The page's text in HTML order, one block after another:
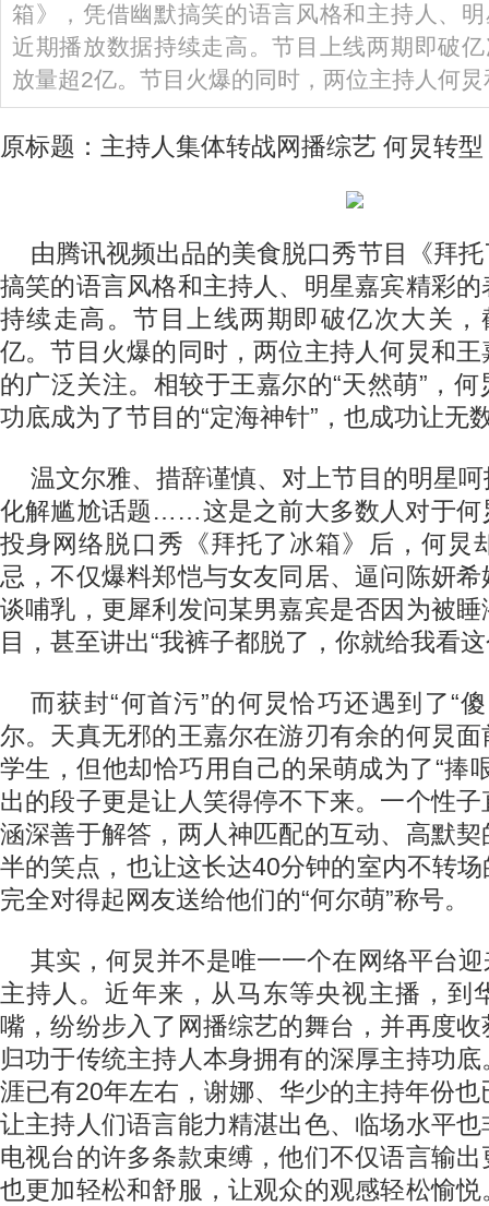
箱》，凭借幽默搞笑的语言风格和主持人、
近期播放数据持续走高。节目上线两期即破
放量超2亿。节目火爆的同时，两位主持人何炅
原标题：主持人集体转战网播综艺 何炅转型
由腾讯视频出品的美食脱口秀节目《拜
搞笑的语言风格和主持人、明星嘉宾精彩
持续走高。节目上线两期即破亿次大关
亿。节目火爆的同时，两位主持人何炅和
的广泛关注。相较于王嘉尔的“天然萌”，
功底成为了节目的“定海神针”，也成功让无
温文尔雅、措辞谨慎、对上节目的明星
化解尴尬话题……这是之前大多数人对于何
投身网络脱口秀《拜托了冰箱》后，何炅
忌，不仅爆料郑恺与女友同居、逼问陈妍
谈哺乳，更犀利发问某男嘉宾是否因为被
目，甚至讲出“我裤子都脱了，你就给我看
而获封“何首污”的何炅恰巧还遇到了“
尔。天真无邪的王嘉尔在游刃有余的何炅
学生，但他却恰巧用自己的呆萌成为了“捧
出的段子更是让人笑得停不下来。一个性
涵深善于解答，两人神匹配的互动、高默
半的笑点，也让这长达40分钟的室内不转
完全对得起网友送给他们的“何尔萌”称号。
其实，何炅并不是唯一一个在网络平台
主持人。近年来，从马东等央视主播，到
嘴，纷纷步入了网播综艺的舞台，并再度
归功于传统主持人本身拥有的深厚主持功
涯已有20年左右，谢娜、华少的主持年份
让主持人们语言能力精湛出色、临场水平
电视台的许多条款束缚，他们不仅语言输
也更加轻松和舒服，让观众的观感轻松愉